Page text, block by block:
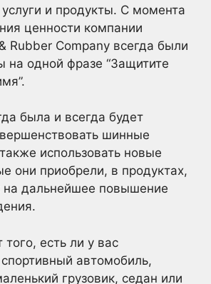
и продукты. С момента
ценности компании
Rubber Company всегда были
на одной фразе “Защитите
была и всегда будет
шинные
использовать новые
они приобрели, в продуктах,
на дальнейшее повышение
есть ли у вас
автомобиль,
грузовик, седан или